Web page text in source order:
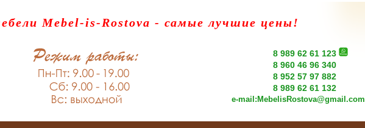
Mebel-is-Rostova - самые лучшие цены!
8 989 62 61 123
8 960 46 96 340
8 952 57 97 882
8 989 62 61 132
e-mail: MebelisRostova@gmail.com